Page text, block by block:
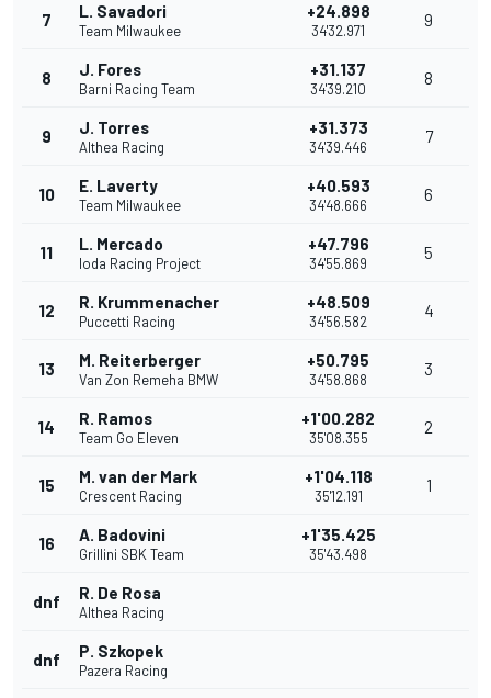
7 L. Savadori
Team Milwaukee
+24.898
34'32.971
9
8 J. Fores
Barni Racing Team
+31.137
34'39.210
8
9 J. Torres
Althea Racing
+31.373
34'39.446
7
10 E. Laverty
Team Milwaukee
+40.593
34'48.666
6
11 L. Mercado
Ioda Racing Project
+47.796
34'55.869
5
12 R. Krummenacher
Puccetti Racing
+48.509
34'56.582
4
13 M. Reiterberger
Van Zon Remeha BMW
+50.795
34'58.868
3
14 R. Ramos
Team Go Eleven
+1'00.282
35'08.355
2
15 M. van der Mark
Crescent Racing
+1'04.118
35'12.191
1
16 A. Badovini
Grillini SBK Team
+1'35.425
35'43.498
dnf R. De Rosa
Althea Racing
dnf P. Szkopek
Pazera Racing